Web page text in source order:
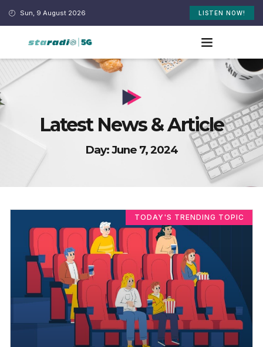
Sun, 9 August 2026 LISTEN NOW!
Latest News & Article
Day: June 7, 2024
TODAY'S TRENDING TOPIC